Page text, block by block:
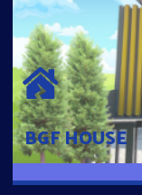
BGF HOUSE
BGF
Hunian Mewah
Parkir Mobil